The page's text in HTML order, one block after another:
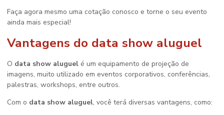
Faça agora mesmo uma cotação conosco e torne o seu evento
ainda mais especial!
Vantagens do data show aluguel
O data show aluguel é um equipamento de projeção de
imagens, muito utilizado em eventos corporativos, conferências,
palestras, workshops, entre outros.
Com o data show aluguel, você terá diversas vantagens, como: